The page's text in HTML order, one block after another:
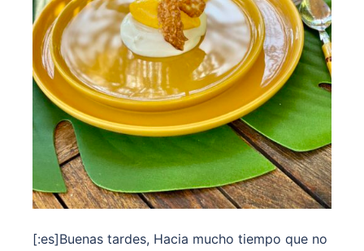
[:es]Buenas tardes, Hacia mucho tiempo que no